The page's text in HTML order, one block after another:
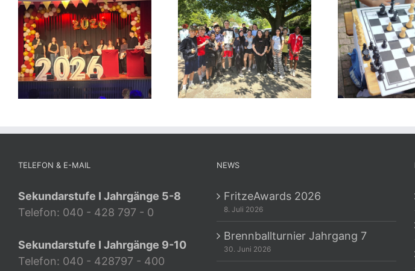
TELEFON & E-MAIL
Sekundarstufe I Jahrgänge 5-8
Telefon: 040 - 428 797 - 0
Sekundarstufe I Jahrgänge 9-10
Telefon: 040 - 428797 - 400
NEWS
FritzeAwards 2026
8. Juli 2026
Brennballturnier Jahrgang 7
30. Juni 2026